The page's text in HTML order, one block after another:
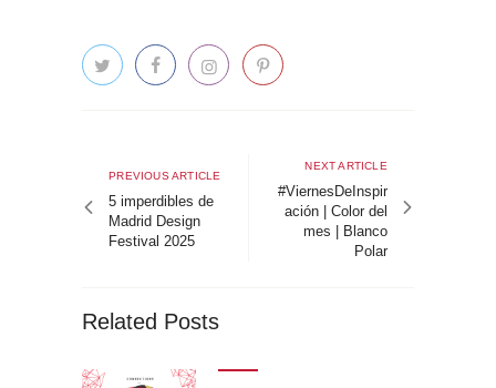
entradas
Previous
article
PREVIOUS ARTICLE
5 imperdibles de
Madrid Design
Festival 2025
Next
article
NEXT ARTICLE
#ViernesDeInspir
ación | Color del
mes | Blanco
Polar
Related Posts